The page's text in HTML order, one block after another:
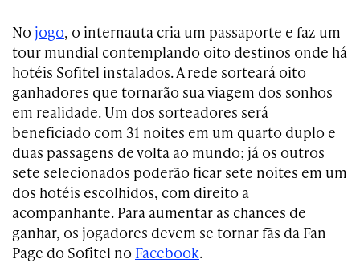
No jogo, o internauta cria um passaporte e faz um
tour mundial contemplando oito destinos onde há
hotéis Sofitel instalados. A rede sorteará oito
ganhadores que tornarão sua viagem dos sonhos
em realidade. Um dos sorteadores será
beneficiado com 31 noites em um quarto duplo e
duas passagens de volta ao mundo; já os outros
sete selecionados poderão ficar sete noites em um
dos hotéis escolhidos, com direito a
acompanhante. Para aumentar as chances de
ganhar, os jogadores devem se tornar fãs da Fan
Page do Sofitel no Facebook.